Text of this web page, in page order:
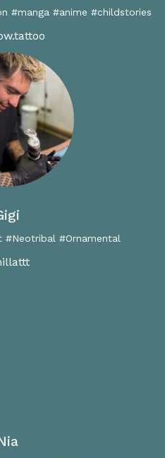
#manga #anime #childstories
#Ornamental